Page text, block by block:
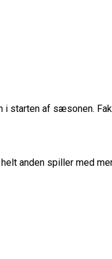
Fremtiden”
Cup
Overtidsdrama
starten af sæsonen.
anden spiller med